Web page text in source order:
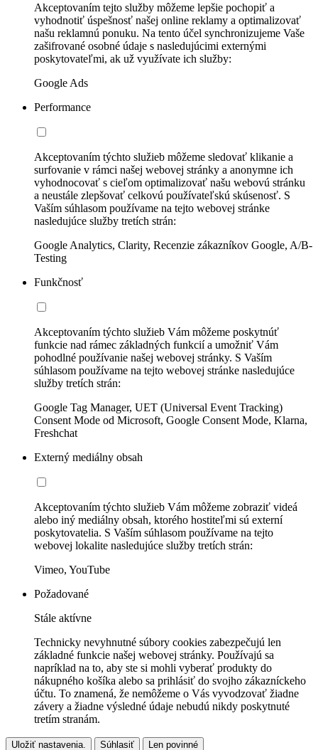
Akceptovaním tejto služby môžeme lepšie pochopiť a
vyhodnotiť úspešnosť našej online reklamy a optimalizovať
našu reklamnú ponuku. Na tento účel synchronizujeme Vaše
zašifrované osobné údaje s nasledujúcimi externými
poskytovateľmi, ak už využívate ich služby:
Google Ads
Performance
Akceptovaním týchto služieb môžeme sledovať klikanie a
surfovanie v rámci našej webovej stránky a anonymne ich
vyhodnocovať s cieľom optimalizovať našu webovú stránku
a neustále zlepšovať celkovú používateľskú skúsenosť. S
Vaším súhlasom používame na tejto webovej stránke
nasledujúce služby tretích strán:
Google Analytics, Clarity, Recenzie zákazníkov Google, A/B-
Testing
Funkčnosť
Akceptovaním týchto služieb Vám môžeme poskytnúť
funkcie nad rámec základných funkcií a umožniť Vám
pohodlné používanie našej webovej stránky. S Vaším
súhlasom používame na tejto webovej stránke nasledujúce
služby tretích strán:
Google Tag Manager, UET (Universal Event Tracking)
Consent Mode od Microsoft, Google Consent Mode, Klarna,
Freshchat
Externý mediálny obsah
Akceptovaním týchto služieb Vám môžeme zobraziť videá
alebo iný mediálny obsah, ktorého hostiteľmi sú externí
poskytovatelia. S Vaším súhlasom používame na tejto
webovej lokalite nasledujúce služby tretích strán:
Vimeo, YouTube
Požadované
Stále aktívne
Technicky nevyhnutné súbory cookies zabezpečujú len
základné funkcie našej webovej stránky. Používajú sa
napríklad na to, aby ste si mohli vyberať produkty do
nákupného košíka alebo sa prihlásiť do svojho zákazníckeho
účtu. To znamená, že nemôžeme o Vás vyvodzovať žiadne
závery a žiadne výsledné údaje nebudú nikdy poskytnuté
tretím stranám.
Uložiť nastavenia. Súhlasiť Len povinné